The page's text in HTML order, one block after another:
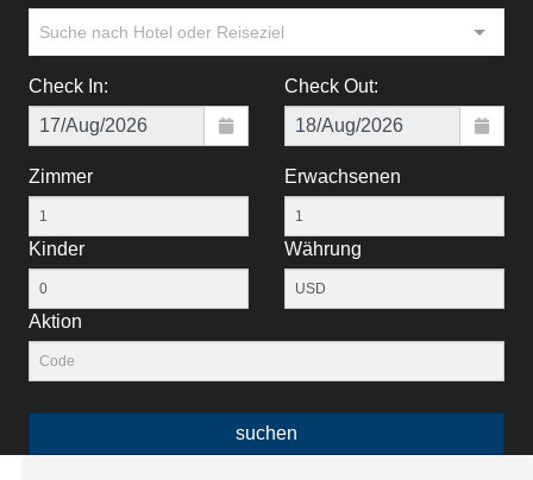
Suche nach Hotel oder Reiseziel
Check In: Check Out:
Zimmer Erwachsenen
Kinder Währung
Aktion
suchen